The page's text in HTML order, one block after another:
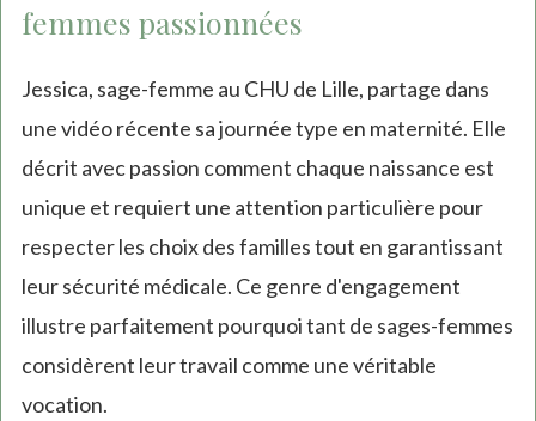
femmes passionnées
Jessica, sage-femme au CHU de Lille, partage dans
une vidéo récente sa journée type en maternité. Elle
décrit avec passion comment chaque naissance est
unique et requiert une attention particulière pour
respecter les choix des familles tout en garantissant
leur sécurité médicale. Ce genre d'engagement
illustre parfaitement pourquoi tant de sages-femmes
considèrent leur travail comme une véritable
vocation.